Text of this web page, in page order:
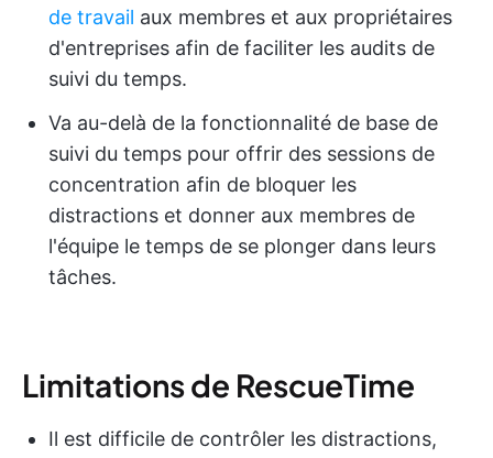
de travail aux membres et aux propriétaires
d'entreprises afin de faciliter les audits de
suivi du temps.
Va au-delà de la fonctionnalité de base de
suivi du temps pour offrir des sessions de
concentration afin de bloquer les
distractions et donner aux membres de
l'équipe le temps de se plonger dans leurs
tâches.
Limitations de RescueTime
Il est difficile de contrôler les distractions,